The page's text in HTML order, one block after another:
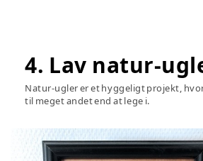
4. Lav natur-
Natur-ugler er et hyggeligt projekt,
til meget andet end at lege i.